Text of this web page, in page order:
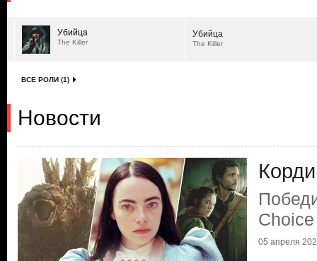
Убийца
The Killer
Убийца
The Killer
ВСЕ РОЛИ (1)
Новости
05 апреля